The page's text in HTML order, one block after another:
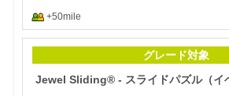
+50mile
グレード対象